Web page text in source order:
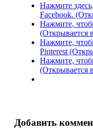
Нажмите
Facebook.
Нажмите,
(Открывается
Нажмите,
Pinterest
Нажмите,
(Открывается
Добавить